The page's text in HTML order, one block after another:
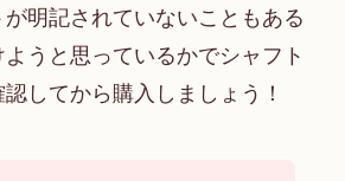
明記されていないこともある
うと思っているかでシャフト
してから購入しましょう！